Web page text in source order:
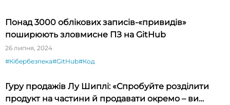
Понад 3000 облікових записів-«привидів»
поширюють зловмисне ПЗ на GitHub
26 липня, 2024
#Кібербезпека#GitHub#Код
Гуру продажів Лу Шиплі: «Спробуйте розділити
продукт на частини й продавати окремо – ви